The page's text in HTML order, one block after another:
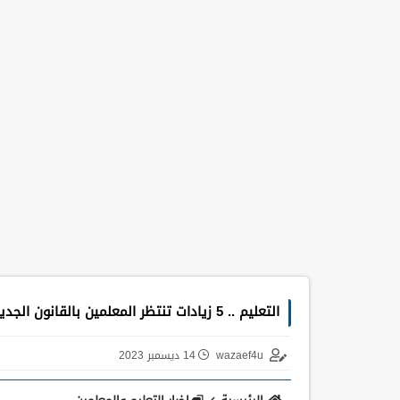
التعليم .. 5 زيادات تنتظر المعلمين بالقانون الجديد تبدأ بحافز الاداء وبدل المعلم
wazaef4u 14 ديسمبر 2023